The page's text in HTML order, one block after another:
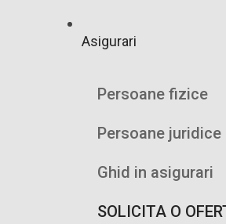
Asigurari
Persoane fizice
Persoane juridice
Ghid in asigurari
SOLICITA O